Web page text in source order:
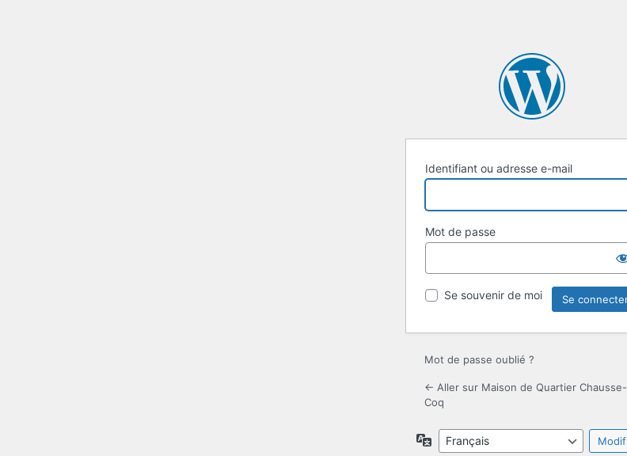
Identifiant ou adresse e-mail
Mot de passe
Se souvenir de moi
Mot de passe oublié ?
← Aller sur Maison de Quartier Chausse-
Coq
Langue